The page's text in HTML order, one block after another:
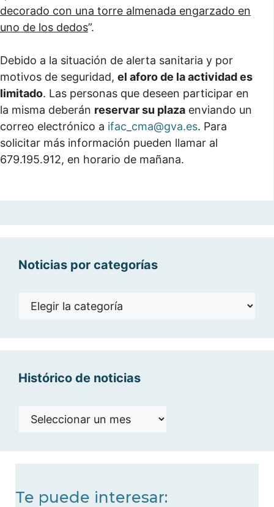
decorado con una torre almenada engarzado en
uno de los dedos”.
Debido a la situación de alerta sanitaria y por
motivos de seguridad, el aforo de la actividad es
limitado. Las personas que deseen participar en
la misma deberán reservar su plaza enviando un
correo electrónico a ifac_cma@gva.es. Para
solicitar más información pueden llamar al
679.195.912, en horario de mañana.
Noticias por categorías
Noticias
Histórico de noticias
Histórico
Te puede interesar: